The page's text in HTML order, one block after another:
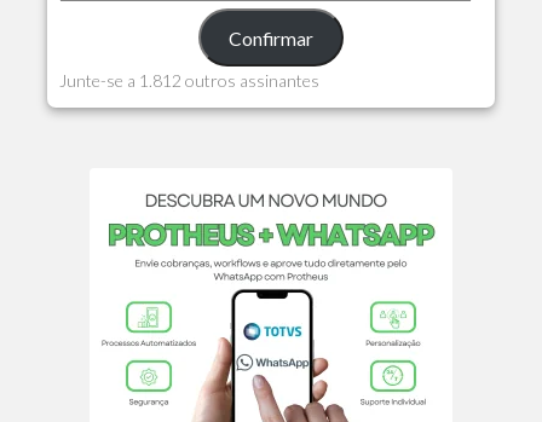
Confirmar
Junte-se a 1.812 outros assinantes